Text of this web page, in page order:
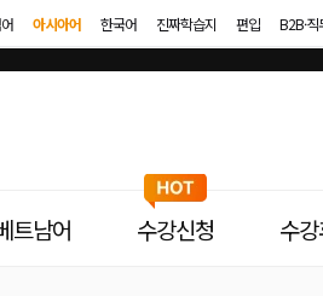
아시아어 한국어 진짜학습지 편입 B2B·
트남어 수강신청 수